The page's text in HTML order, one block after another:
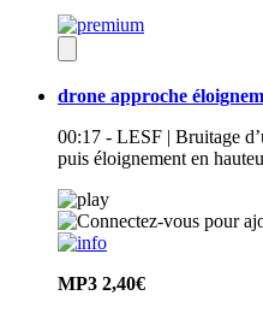
drone approche
00:17 - LESF | Bruitage
puis éloignement en
MP3 2,40€